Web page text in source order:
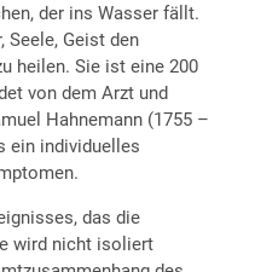
der ins Wasser fällt.
Seele, Geist den
heilen. Sie ist eine 200
von dem Arzt und
Hahnemann (1755 –
ein individuelles
das die
wird nicht isoliert